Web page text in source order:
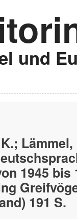
und
1945 bis
191 S.